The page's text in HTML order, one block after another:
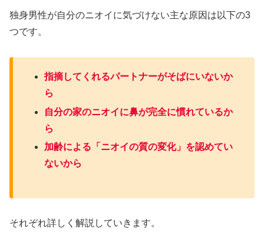
独身男性が自分のニオイに気づけない主な原因は以下の3
つです。
指摘してくれるパートナーがそばにいないか
ら
自分の家のニオイに鼻が完全に慣れているか
ら
加齢による「ニオイの質の変化」を認めてい
ないから
それぞれ詳しく解説していきます。